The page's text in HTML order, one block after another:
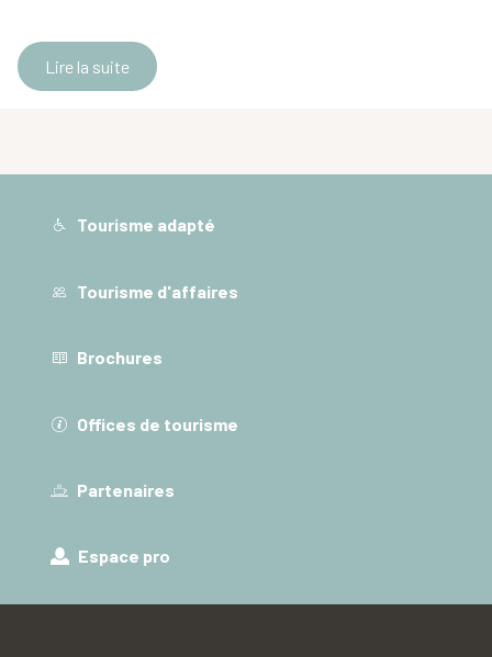
Lire la suite
Tourisme adapté
Tourisme d'affaires
Brochures
Offices de tourisme
Partenaires
Espace pro